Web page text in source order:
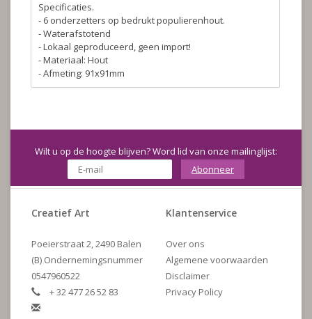
Specificaties.
- 6 onderzetters op bedrukt populierenhout.
- Waterafstotend
- Lokaal geproduceerd, geen import!
- Materiaal: Hout
- Afmeting: 91x91mm
Wilt u op de hoogte blijven? Word lid van onze mailinglijst:
Abonneer
Creatief Art
Poeierstraat 2, 2490 Balen
(B) Ondernemingsnummer
0547960522
+ 32 477 26 52 83
Klantenservice
Over ons
Algemene voorwaarden
Disclaimer
Privacy Policy